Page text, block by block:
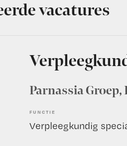
vacatures
Parnassia Groep,
FUNCTIE
Verpleegkundig